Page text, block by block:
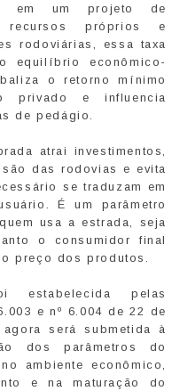
em um projeto de
recursos próprios e
rodoviárias, essa taxa
equilíbrio econômico-
o retorno mínimo
privado e influencia
de pedágio.
atrai investimentos,
das rodovias e evita
se traduzam em
É um parâmetro
usa a estrada, seja
o consumidor final
preço dos produtos.
estabelecida pelas
e nº 6.004 de 22 de
será submetida à
dos parâmetros do
ambiente econômico,
e na maturação do